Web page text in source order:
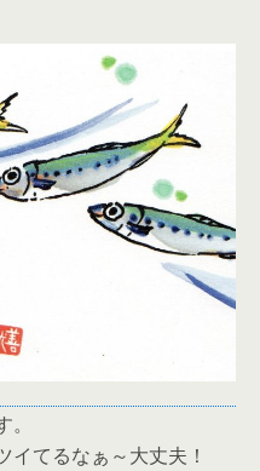
てるなぁ～大丈夫！